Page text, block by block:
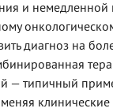
и немедленной
диагноз на
— типичный